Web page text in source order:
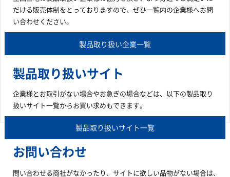
だける販売体制をとっておりますので、ぜひ一覧内の企業様へお問
い合わせください。
製品取り扱い企業一覧
製品取り扱いサイト
企業様とお取引がない場合やお急ぎの場合などは、以下の製品取り
扱いサイト一覧からお買い求めもできます。
製品取り扱いサイト一覧
お問い合わせ
問い合わせる商社がなかったり、サイトに欲しい品物がない場合は、